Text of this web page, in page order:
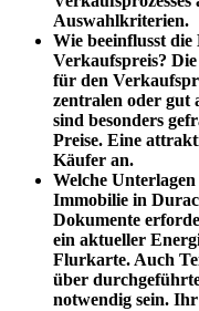
Auswahlkriterien.
Wie beeinflusst
Verkaufspreis?
für den
zentralen oder gut
sind besonders
Preise. Eine
Käufer an.
Welche
Immobilie in
Dokumente
ein aktueller
Flurkarte. Auch
über
notwendig sein.